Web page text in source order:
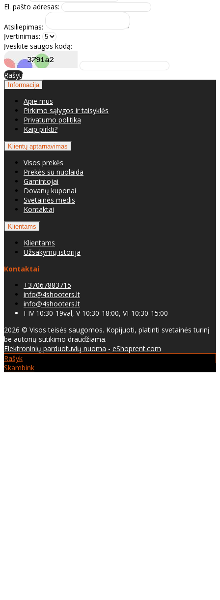
El. pašto adresas:
Atsiliepimas:
Įvertinimas:
Įveskite saugos kodą:
Rašyti
Informacija
Apie mus
Pirkimo sąlygos ir taisyklės
Privatumo politika
Kaip pirkti?
Klientų aptarnavimas
Visos prekės
Prekės su nuolaida
Gamintojai
Dovanų kuponai
Svetainės medis
Kontaktai
Klientams
Klientams
Užsakymų istorija
Kontaktai
+37067883715
info@4shooters.lt
info@4shooters.lt
I-IV 10:30-19val, V 10:30-18:00, VI-10:30-15:00
2026 © Visos teisės saugomos. Kopijuoti, platinti svetainės turinį
be autorių sutikimo draudžiama.
Elektroninių parduotuvių nuoma - eShoprent.com
Rašyk
Skambink